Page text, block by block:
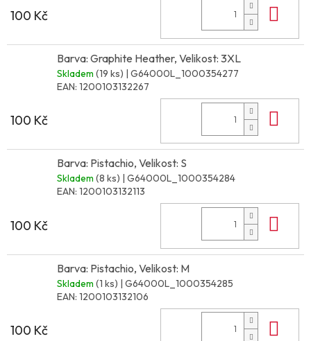
100 Kč
Barva: Graphite Heather, Velikost: 3XL
Skladem (19 ks) | G64000L_1000354277
EAN: 1200103132267
100 Kč
Barva: Pistachio, Velikost: S
Skladem (8 ks) | G64000L_1000354284
EAN: 1200103132113
100 Kč
Barva: Pistachio, Velikost: M
Skladem (1 ks) | G64000L_1000354285
EAN: 1200103132106
100 Kč